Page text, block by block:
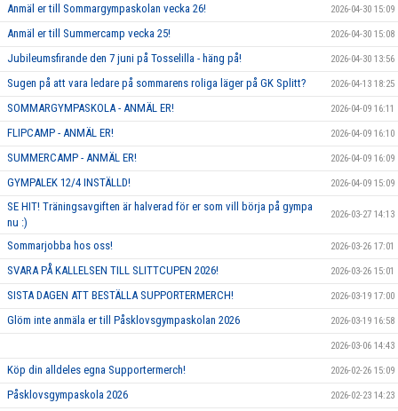
Anmäl er till Sommargympaskolan vecka 26! 2026-04-30 15:09
Anmäl er till Summercamp vecka 25! 2026-04-30 15:08
Jubileumsfirande den 7 juni på Tosselilla - häng på! 2026-04-30 13:56
Sugen på att vara ledare på sommarens roliga läger på GK Splitt? 2026-04-13 18:25
SOMMARGYMPASKOLA - ANMÄL ER! 2026-04-09 16:11
FLIPCAMP - ANMÄL ER! 2026-04-09 16:10
SUMMERCAMP - ANMÄL ER! 2026-04-09 16:09
GYMPALEK 12/4 INSTÄLLD! 2026-04-09 15:09
SE HIT! Träningsavgiften är halverad för er som vill börja på gympa
nu :)
2026-03-27 14:13
Sommarjobba hos oss! 2026-03-26 17:01
SVARA PÅ KALLELSEN TILL SLITTCUPEN 2026! 2026-03-26 15:01
SISTA DAGEN ATT BESTÄLLA SUPPORTERMERCH! 2026-03-19 17:00
Glöm inte anmäla er till Påsklovsgympaskolan 2026 2026-03-19 16:58
2026-03-06 14:43
Köp din alldeles egna Supportermerch! 2026-02-26 15:09
Påsklovsgympaskola 2026 2026-02-23 14:23